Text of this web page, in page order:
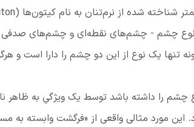
شناخته شده از نرم‌تنان به نام کیتون‌ها (
دو نوع چشم - چشم‌های نقطه‌ای و چشم‌های
تنها یک نوع از این دو چشم را دارا است و
چشم‌ را داشته باشد توسط یک ویژگیِ به ظاهر
این مورد مثالی واقعی از «فرگشت وابسته به